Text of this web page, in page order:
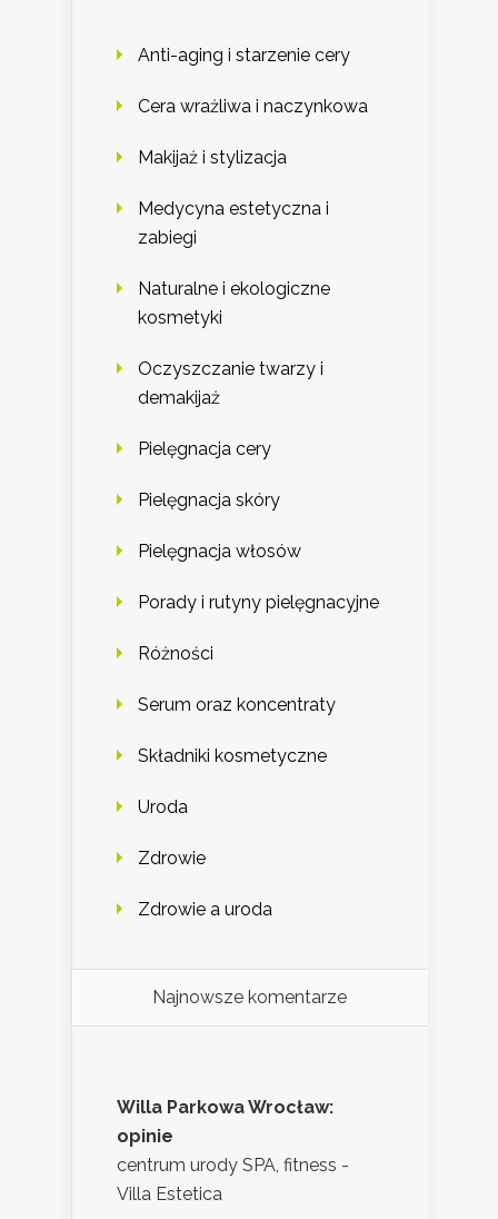
Anti-aging i starzenie cery
Cera wrażliwa i naczynkowa
Makijaż i stylizacja
Medycyna estetyczna i
zabiegi
Naturalne i ekologiczne
kosmetyki
Oczyszczanie twarzy i
demakijaż
Pielęgnacja cery
Pielęgnacja skóry
Pielęgnacja włosów
Porady i rutyny pielęgnacyjne
Różności
Serum oraz koncentraty
Składniki kosmetyczne
Uroda
Zdrowie
Zdrowie a uroda
Najnowsze komentarze
Willa Parkowa Wrocław:
opinie
centrum urody SPA, fitness -
Villa Estetica